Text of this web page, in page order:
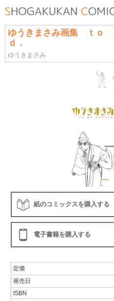
ゆうきまさみ画集 ｔｏ
ｄ．
ゆうきまさみ
紙のコミックスを購入する
電子書籍を購入する
定価
発売日
ISBN